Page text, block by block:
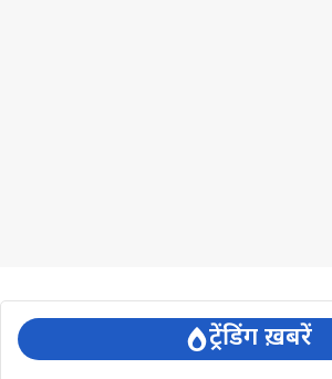
ट्रेंडिंग ख़बरें